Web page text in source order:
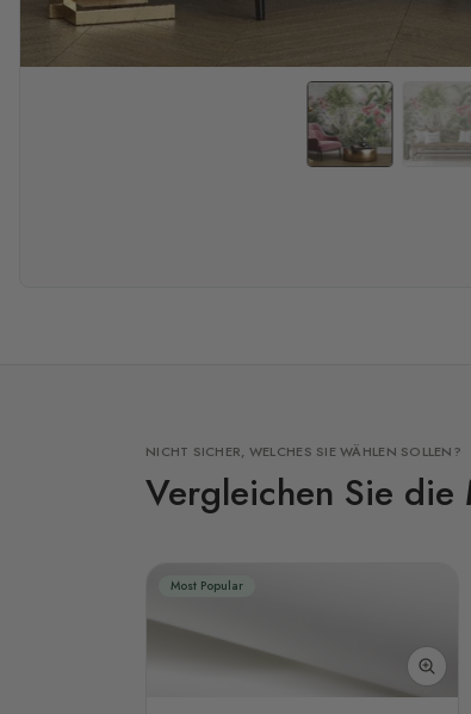
NICHT SICHER, WELCHES SIE WÄHLEN SOLLEN?
Vergleichen Sie die
Most Popular